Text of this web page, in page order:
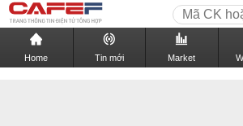
Home Tin mới Market